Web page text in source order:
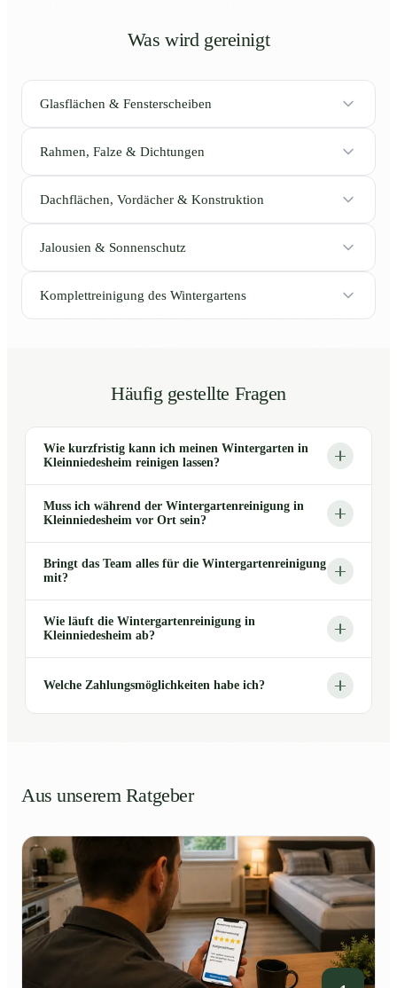
Was wird gereinigt
Glasflächen & Fensterscheiben
Rahmen, Falze & Dichtungen
Dachflächen, Vordächer & Konstruktion
Jalousien & Sonnenschutz
Komplettreinigung des Wintergartens
Häufig gestellte Fragen
Wie kurzfristig kann ich meinen Wintergarten in
Kleinniedesheim reinigen lassen?
Muss ich während der Wintergartenreinigung in
Kleinniedesheim vor Ort sein?
Bringt das Team alles für die Wintergartenreinigung
mit?
Wie läuft die Wintergartenreinigung in
Kleinniedesheim ab?
Welche Zahlungsmöglichkeiten habe ich?
Aus unserem Ratgeber